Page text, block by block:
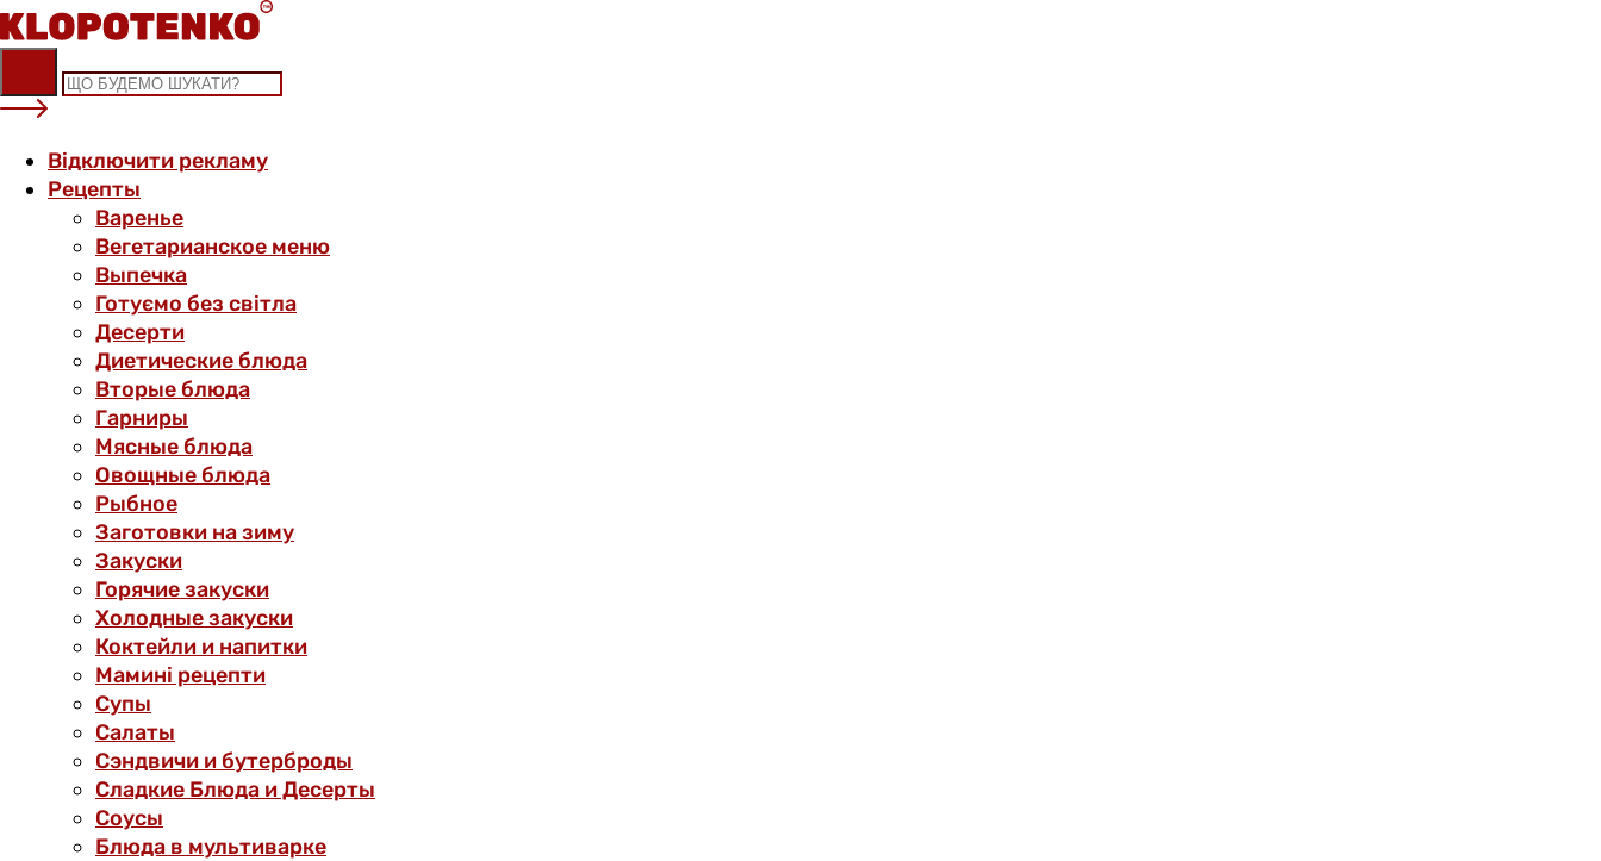
Skip
to
content
Відключити рекламу
Рецепты
Варенье
Вегетарианское меню
Выпечка
Готуємо без світла
Десерти
Диетические блюда
Вторые блюда
Гарниры
Мясные блюда
Овощные блюда
Рыбное
Заготовки на зиму
Закуски
Горячие закуски
Холодные закуски
Коктейли и напитки
Мамині рецепти
Супы
Салаты
Сэндвичи и бутерброды
Сладкие Блюда и Десерты
Соусы
Блюда в мультиварке